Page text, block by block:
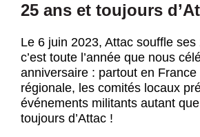
Nos idées
Se mobiliser
Publications
Agenda
25 ans et toujours
Le 6 juin 2023, Attac souffle
c’est toute l’année que nous
anniversaire : partout en France
régionale, les comités locaux
événements militants autant
toujours d’Attac !